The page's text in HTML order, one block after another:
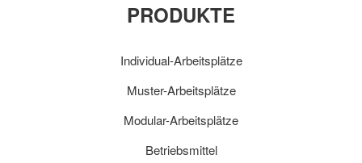
PRODUKTE
Individual-Arbeitsplätze
Muster-Arbeitsplätze
Modular-Arbeitsplätze
Betriebsmittel